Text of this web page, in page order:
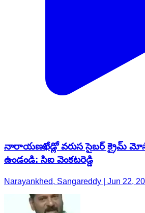
నారాయణఖేడ్లో వరుస సైబర్ క్రైమ్
ఉండండి: సిఐ వెంకటరెడ్డి
Narayankhed, Sangareddy | Jun 22,